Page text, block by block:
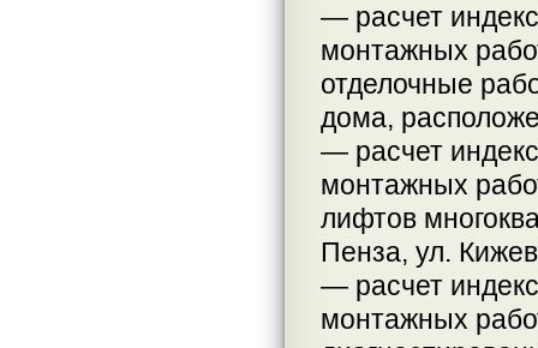
— расчет
монтажных
отделочные
дома,
— расчет
монтажных
лифтов
Пенза, ул.
— расчет
монтажных